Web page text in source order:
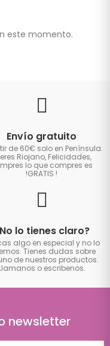
este momento.
Envío gratuito
de 60€ solo en Península.
Riojano, Felicidades,
lo que compres es
!GRATIS !
lo tienes claro?
algo en especial y no lo
Tienes dudas sobre
de nuestros productos.
o escribenos.
newsletter